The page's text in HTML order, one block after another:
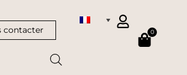
contacter 0